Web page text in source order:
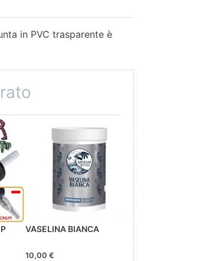
in PVC trasparente è
VASELINA BIANCA
10,00 €